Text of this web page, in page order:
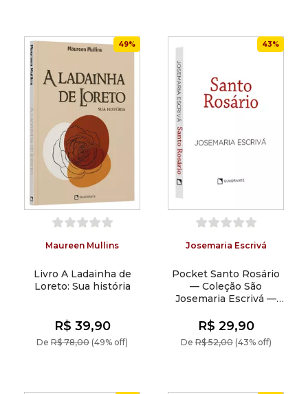
49%
Maureen Mullins
Livro A Ladainha de
Loreto: Sua história
De R$ 78,00 (49% off)
R$ 39,90
43%
Josemaria Escrivá
Pocket Santo Rosário
— Coleção São
Josemaria Escrivá —
DeR$ 52,00(43% off)
R$ 29,90